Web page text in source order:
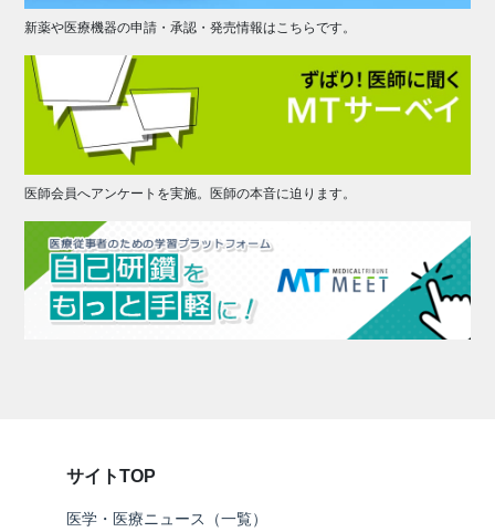
新薬や医療機器の申請・承認・発売情報はこちらです。
医師会員へアンケートを実施。医師の本音に迫ります。
サイトTOP
医学・医療ニュース（一覧）